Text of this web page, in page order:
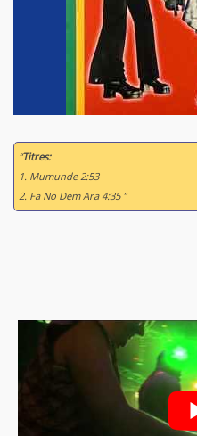
“Titres:
1. Mumunde 2:53
2. Fa No Dem Ara 4:35 ”